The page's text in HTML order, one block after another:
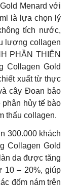
Menard với
là lựa chọn lý
tích nước,
lượng collagen
PHẦN THIÊN
Collagen Gold
xuất từ thực
cây Đoan bảo
phân hủy tế bào
thấu collagen.
300.000 khách
Collagen Gold
da được tăng
10 – 20%, giúp
đốm nám trên